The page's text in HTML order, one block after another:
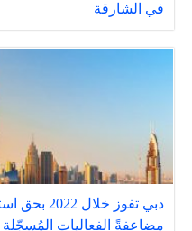
في الشارقة
مضاعفةً الفعاليات المُسجّلة في